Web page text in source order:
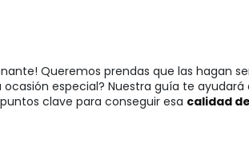
Queremos prendas que las hagan
especial? Nuestra guía te
clave para conseguir esa calidad